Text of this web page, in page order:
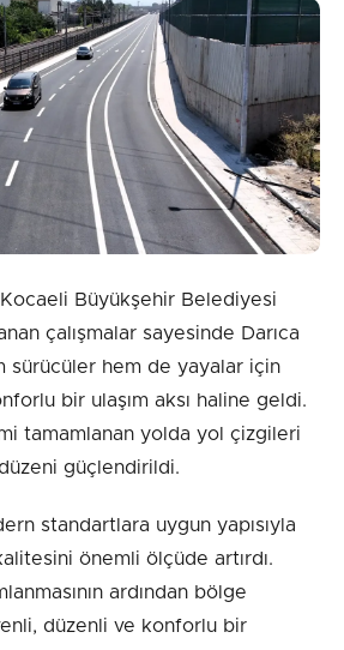
Büyükşehir Belediyesi
çalışmalar sayesinde Darıca
sürücüler hem de yayalar için
bir ulaşım aksı haline geldi.
tamamlanan yolda yol çizgileri
güçlendirildi.
standartlara uygun yapısıyla
önemli ölçüde artırdı.
ardından bölge
düzenli ve konforlu bir